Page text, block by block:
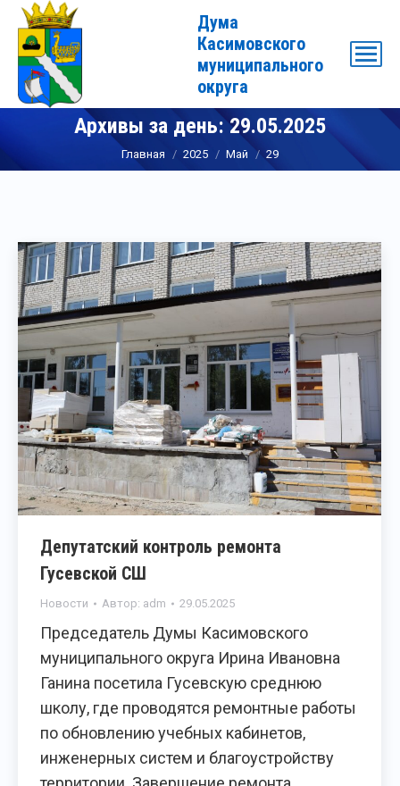
Дума
Касимовского
муниципального
округа
Архивы за день:29.05.2025
Вы здесь:
Главная 2025 Май 29
Депутатский контроль ремонта
Гусевской СШ
Новости Автор: adm 29.05.2025
Председатель Думы Касимовского
муниципального округа Ирина Ивановна
Ганина посетила Гусевскую среднюю
школу, где проводятся ремонтные работы
по обновлению учебных кабинетов,
инженерных систем и благоустройству